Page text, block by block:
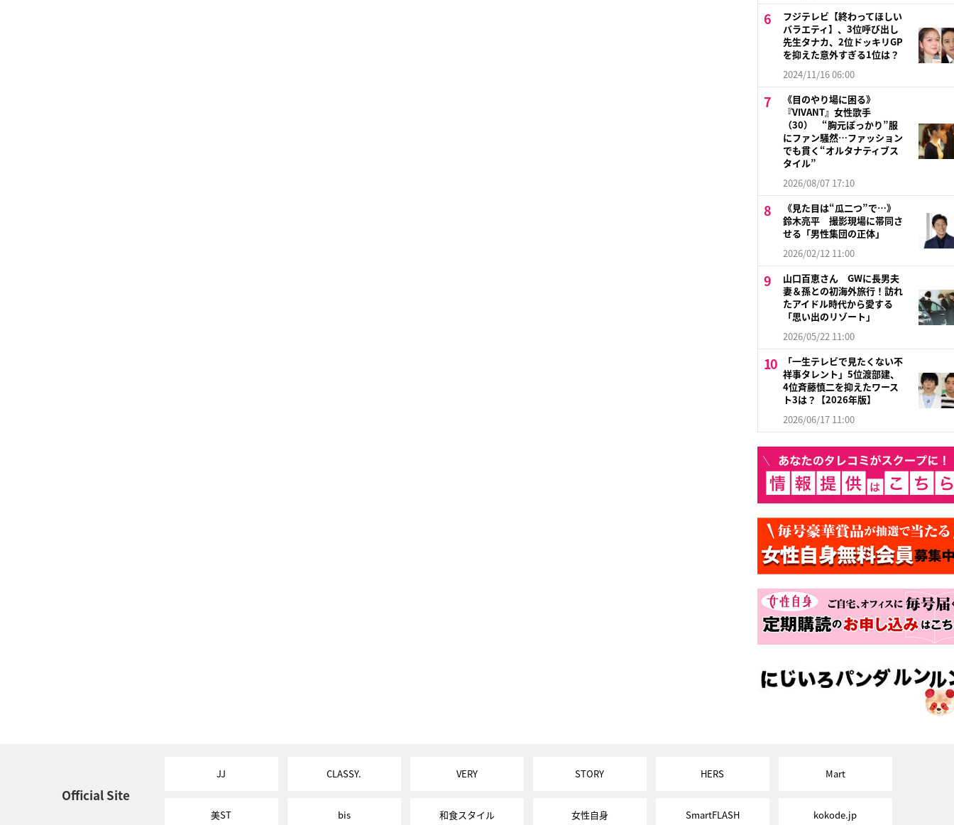
フジテレビ【終わってほしい
バラエティ】、3位呼び出し
先生タナカ、2位ドッキリGP
を抑えた意外すぎる1位は？
2024/11/16 06:00
《目のやり場に困る》
『VIVANT』女性歌手
（30） “胸元ぽっかり”服
にファン騒然…ファッション
でも貫く“オルタナティブス
タイル”
2026/08/07 17:10
《見た目は“瓜二つ”で…》
鈴木亮平 撮影現場に帯同さ
せる「男性集団の正体」
2026/02/12 11:00
山口百恵さん GWに長男夫
妻＆孫との初海外旅行！訪れ
たアイドル時代から愛する
「思い出のリゾート」
2026/05/22 11:00
「一生テレビで見たくない不
祥事タレント」5位渡部建、
4位斉藤慎二を抑えたワース
ト3は？【2026年版】
2026/06/17 11:00
Official Site
JJ CLASSY. VERY STORY HERS Mart
美ST bis 和食スタイル 女性自身 SmartFLASH kokode.jp